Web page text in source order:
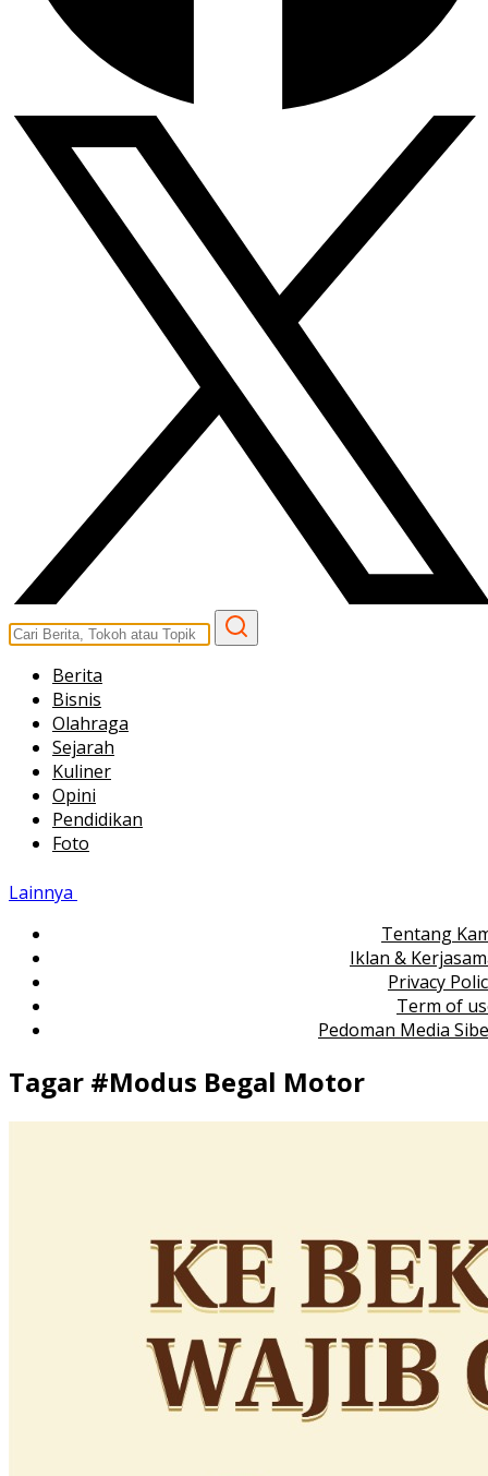
Berita
Bisnis
Olahraga
Sejarah
Kuliner
Opini
Pendidikan
Foto
Lainnya
Tentang
Iklan &
Privacy
Term of
Pedoman Media
Tagar #Modus Begal Motor